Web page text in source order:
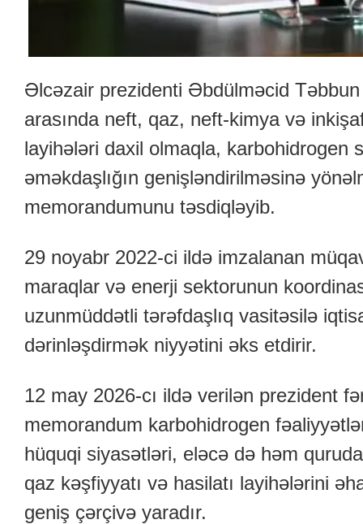
Əlcəzair prezidenti Əbdülməcid
arasında neft, qaz, neft-kimya və
layihələri daxil olmaqla, karbohidrogen
əməkdaşlığın genişləndirilməsinə
memorandumunu təsdiqləyib.
29 noyabr 2022-ci ildə imzalanan
maraqlar və enerji sektorunun
uzunmüddətli tərəfdaşlıq vasitəsilə
dərinləşdirmək niyyətini əks etdirir.
12 may 2026-cı ildə verilən prezident
memorandum karbohidrogen
hüquqi siyasətləri, eləcə də həm
qaz kəşfiyyatı və hasilatı layihələrini
geniş çərçivə yaradır.